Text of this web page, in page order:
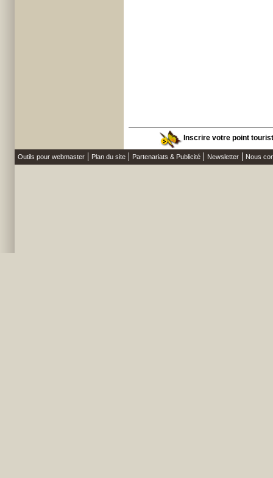
Inscrire votre point
Outils pour webmaster Plan du site Partenariats & Publicité Newsletter Nous